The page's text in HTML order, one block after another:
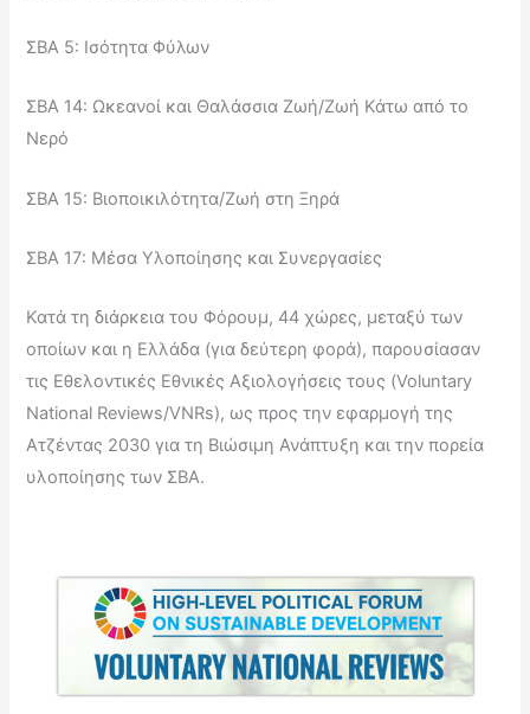
ΣΒΑ 5: Ισότητα Φύλων
ΣΒΑ 14: Ωκεανοί και Θαλάσσια Ζωή/Ζωή Κάτω από το
Νερό
ΣΒΑ 15: Βιοποικιλότητα/Ζωή στη Ξηρά
ΣΒΑ 17: Μέσα Υλοποίησης και Συνεργασίες
Κατά τη διάρκεια του Φόρουμ, 44 χώρες, μεταξύ των
οποίων και η Ελλάδα (για δεύτερη φορά), παρουσίασαν
τις Εθελοντικές Εθνικές Αξιολογήσεις τους (Voluntary
National Reviews/VNRs), ως προς την εφαρμογή της
Ατζέντας 2030 για τη Βιώσιμη Ανάπτυξη και την πορεία
υλοποίησης των ΣΒΑ.